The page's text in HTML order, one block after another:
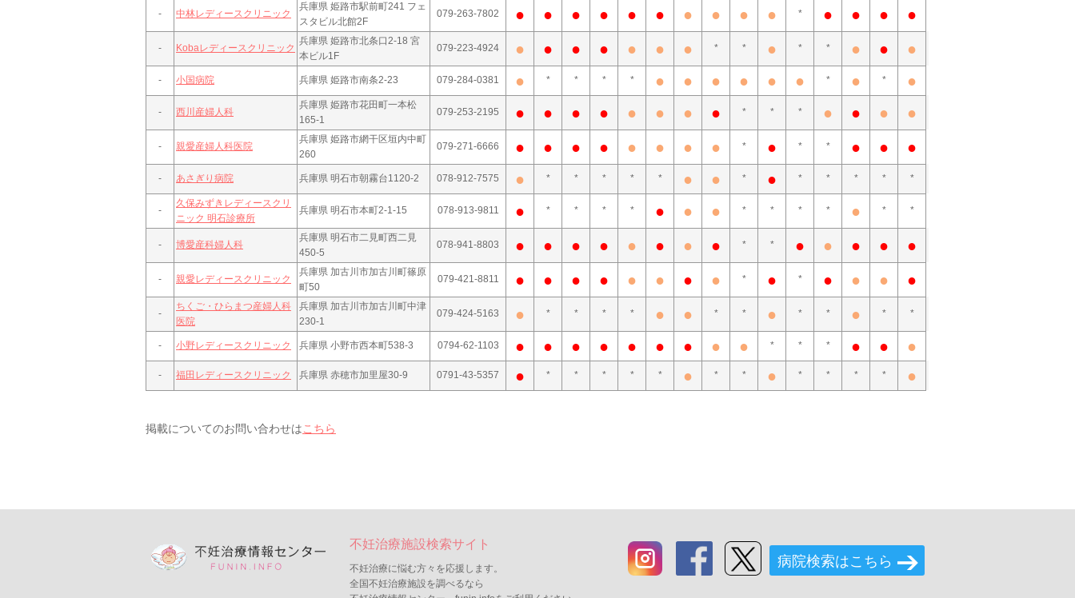
- 中林レディースクリニック
兵庫県 姫路市駅前町241 フェ
スタビル北館2F
079-263-7802 ● ● ● ● ● ● ● ● ● ● * ● ● ● ●
- Kobaレディースクリニック
兵庫県 姫路市北条口2-18 宮
本ビル1F
079-223-4924 ● ● ● ● ● ● ● * * ● * * ● ● ●
- 小国病院 兵庫県 姫路市南条2-23 079-284-0381 ● * * * * ● ● ● ● ● ● * ● * ●
- 西川産婦人科
兵庫県 姫路市花田町一本松
165-1
079-253-2195 ● ● ● ● ● ● ● ● * * * ● ● ● ●
- 親愛産婦人科医院
兵庫県 姫路市網干区垣内中町
260
079-271-6666 ● ● ● ● ● ● ● ● * ● * * ● ● ●
- あさぎり病院 兵庫県 明石市朝霧台1120-2 078-912-7575 ● * * * * * ● ● * ● * * * * *
-
久保みずきレディースクリ
ニック 明石診療所
兵庫県 明石市本町2-1-15 078-913-9811 ● * * * * ● ● ● * * * * ● * *
- 博愛産科婦人科
兵庫県 明石市二見町西二見
450-5
078-941-8803 ● ● ● ● ● ● ● ● * * ● ● ● ● ●
- 親愛レディースクリニック
兵庫県 加古川市加古川町篠原
町50
079-421-8811 ● ● ● ● ● ● ● ● * ● * ● ● ● ●
-
ちくご・ひらまつ産婦人科
医院
兵庫県 加古川市加古川町中津
230-1
079-424-5163 ● * * * * ● ● * * ● * * ● * *
- 小野レディースクリニック 兵庫県 小野市西本町538-3 0794-62-1103 ● ● ● ● ● ● ● ● ● * * * ● ● ●
- 福田レディースクリニック 兵庫県 赤穂市加里屋30-9 0791-43-5357 ● * * * * * ● * * ● * * * * ●
掲載についてのお問い合わせはこちら
不妊治療施設検索サイト
不妊治療に悩む方々を応援します。
全国不妊治療施設を調べるなら
病院検索はこちら